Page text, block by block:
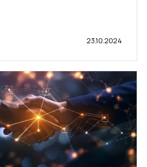
23.10.2024